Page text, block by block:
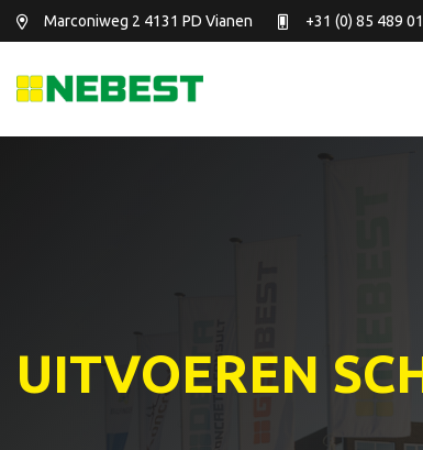
Marconiweg 2 4131 PD Vianen +31 (0) 85 489
UITVOEREN